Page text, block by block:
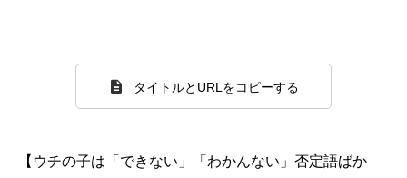
タイトルとURLをコピーする
【ウチの子は「できない」「わかんない」否定語ばか